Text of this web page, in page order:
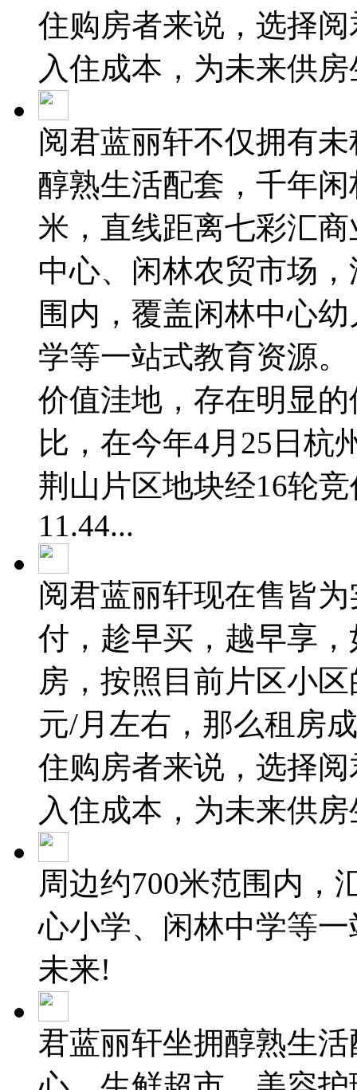
住购房者来说，选择
入住成本，为未来供
阅君蓝丽轩不仅拥有
醇熟生活配套，千年
米，直线距离七彩汇
中心、闲林农贸市场
围内，覆盖闲林中心
学等一站式教育资源
价值洼地，存在明显
比，在今年4月25日杭
荆山片区地块经16轮
11.44...
阅君蓝丽轩现在售皆
付，趁早买，越早享
房，按照目前片区小
元/月左右，那么租房
住购房者来说，选择
入住成本，为未来供
周边约700米范围内，
心小学、闲林中学等
未来!
君蓝丽轩坐拥醇熟生